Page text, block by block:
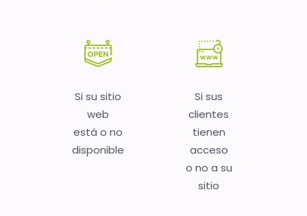
Si su sitio
web
está o no
disponible
Si sus
clientes
tienen
acceso
o no a su
sitio